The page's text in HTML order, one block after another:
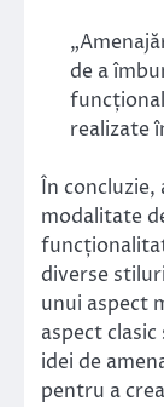
de a
realizate
În
modalitate
diverse
unui aspect
aspect
idei de
pentru a